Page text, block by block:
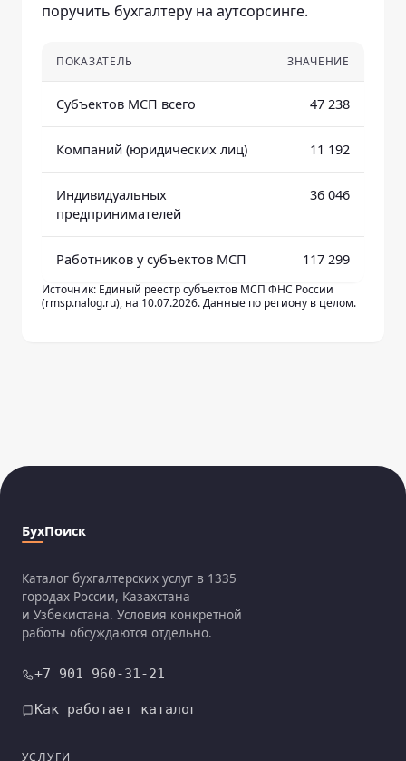
поручить бухгалтеру на аутсорсинге.
ПОКАЗАТЕЛЬ ЗНАЧЕНИЕ
Субъектов МСП всего 47 238
Компаний (юридических лиц) 11 192
Индивидуальных
предпринимателей
36 046
Работников у субъектов МСП 117 299
Источник: Единый реестр субъектов МСП ФНС России
(rmsp.nalog.ru), на 10.07.2026. Данные по региону в целом.
БухПоиск
Каталог бухгалтерских услуг в 1335
городах России, Казахстана
и Узбекистана. Условия конкретной
работы обсуждаются отдельно.
+7 901 960-31-21
Как работает каталог
УСЛУГИ